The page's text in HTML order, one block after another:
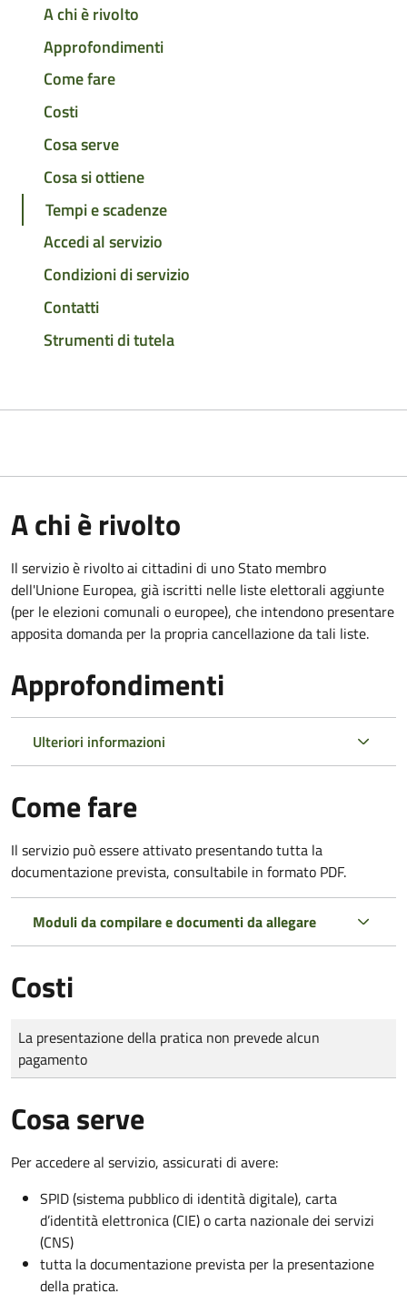
A chi è rivolto
Approfondimenti
Come fare
Costi
Cosa serve
Cosa si ottiene
Tempi e scadenze
Accedi al servizio
Condizioni di servizio
Contatti
Strumenti di tutela
A chi è rivolto
Il servizio è rivolto ai cittadini di uno Stato membro
dell'Unione Europea, già iscritti nelle liste elettorali aggiunte
(per le elezioni comunali o europee), che intendono presentare
apposita domanda per la propria cancellazione da tali liste.
Approfondimenti
Ulteriori informazioni
Come fare
Il servizio può essere attivato presentando tutta la
documentazione prevista, consultabile in formato PDF.
Moduli da compilare e documenti da allegare
Costi
Tipo di pagamento
Importo
La presentazione della pratica non prevede alcun
pagamento
Cosa serve
Per accedere al servizio, assicurati di avere:
SPID (sistema pubblico di identità digitale), carta
d’identità elettronica (CIE) o carta nazionale dei servizi
(CNS)
tutta la documentazione prevista per la presentazione
della pratica.